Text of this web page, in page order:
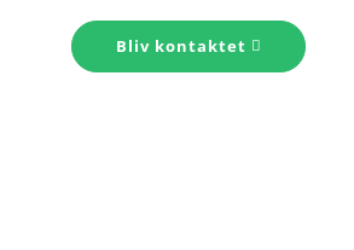
Bliv kontaktet